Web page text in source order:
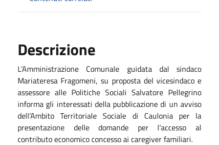
Descrizione
L’Amministrazione Comunale guidata dal sindaco
Mariateresa Fragomeni, su proposta del vicesindaco e
assessore alle Politiche Sociali Salvatore Pellegrino
informa gli interessati della pubblicazione di un avviso
dell’Ambito Territoriale Sociale di Caulonia per la
presentazione delle domande per l’accesso al
contributo economico concesso ai caregiver familiari.